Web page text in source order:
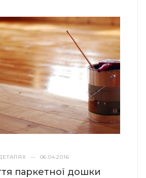
— 06.04.2016
паркетної дошки